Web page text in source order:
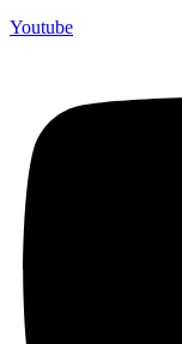
Youtube